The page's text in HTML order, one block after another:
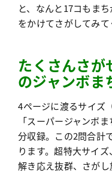
と、なんと17コもま
をかけてさがしてみて
たくさんさが
のジャンボま
4ページに渡るサイズ
「スーパージャンボ
分収録。この2問合計
ります。超特大サイ
解き応え抜群、さがし